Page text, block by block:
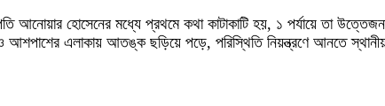
আনোয়ার হোসেনের মধ্যে প্রথমে কথা কাটাকাটি হয়, ১ পর্যায়ে তা
ও আশপাশের এলাকায় আতঙ্ক ছড়িয়ে পড়ে, পরিস্থিতি নিয়ন্ত্রণে আনতে